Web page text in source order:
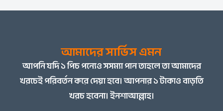
আমাদের সার্ভিস এমন
আপনিযদি ১ পিচ পন্যেও সসম্যা পান তাহলে তা আমাদের
খরচেই পরিবর্তন করে দেয়া হবে। আপনার ১ টাকাও বাড়তি
খরচ হবেনা। ইনশাআল্লাহ।